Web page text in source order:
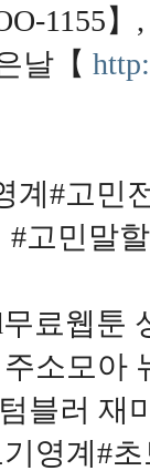
1155
날【
계#고민
#고민말
료웹툰
소모아
블러
영계#